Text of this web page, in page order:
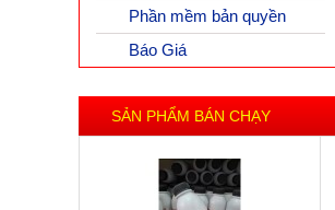
Phần mềm bản quyền
Báo Giá
SẢN PHẨM BÁN CHẠY